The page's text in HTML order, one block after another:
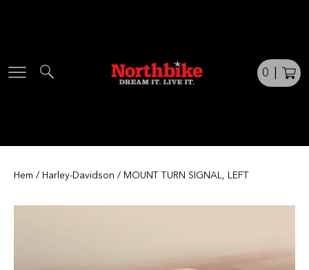
0
Hem / Harley-Davidson / MOUNT TURN SIGNAL, LEFT